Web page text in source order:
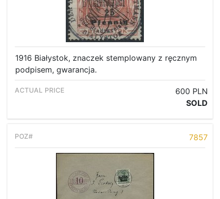
1916 Białystok, znaczek stemplowany z ręcznym
podpisem, gwarancja.
600 PLN
SOLD
7857